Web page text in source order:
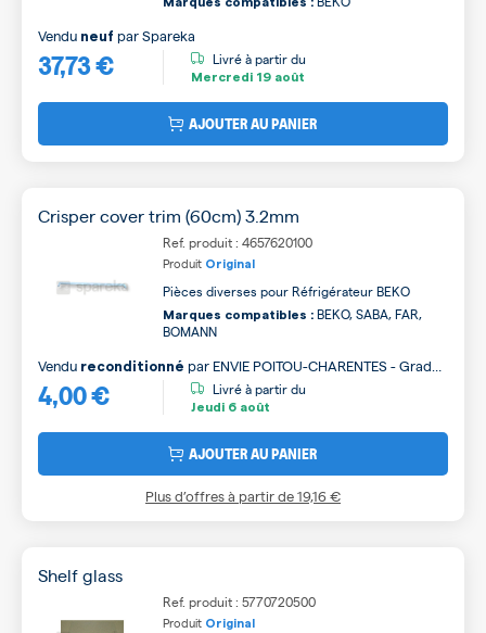
37,73 €
Vendu neuf parSpareka
Livré à partir du
Mercredi 19 août
AJOUTER AU PANIER
Crisper cover trim (60cm) 3.2mm
Ref. produit : 4657620100
Produit Original
Pièces diverses pour Réfrigérateur BEKO
Marques compatibles : BEKO, SABA, FAR,
BOMANN
4,00 €
Vendu reconditionné par ENVIE POITOU-CHARENTES - Grade
B
Livré à partir du
Jeudi 6 août
AJOUTER AU PANIER
Plus d’offres à partir de19,16 €
Shelf glass
Ref. produit : 5770720500
Produit Original